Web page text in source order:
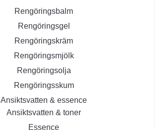
Rengöringsbalm
Rengöringsgel
Rengöringskräm
Rengöringsmjölk
Rengöringsolja
Rengöringsskum
Ansiktsvatten & essence
Ansiktsvatten & toner
Essence